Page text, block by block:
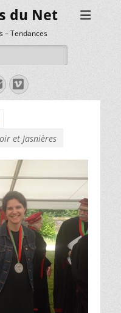
du Net
– Tendances
Vimeo
et Jasnières